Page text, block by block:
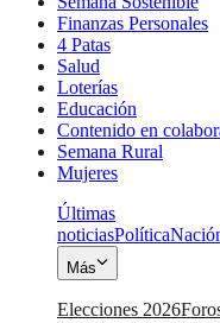
Finanzas Personales
4 Patas
Salud
Loterías
Educación
Contenido en
Semana Rural
Mujeres
Últimas
noticiasPolítica
Más
Elecciones 2026